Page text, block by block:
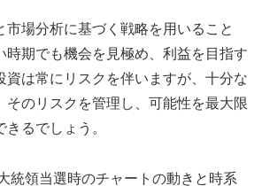
市場分析に基づく戦略を用いること
時期でも機会を見極め、利益を目指す
資は常にリスクを伴いますが、十分な
そのリスクを管理し、可能性を最大限
るでしょう。
統領当選時のチャートの動きと時系